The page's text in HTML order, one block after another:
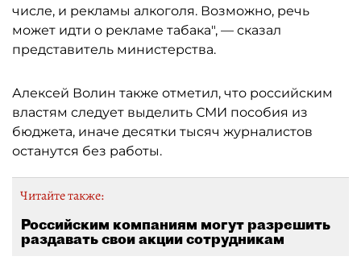
числе, и рекламы алкоголя. Возможно, речь
может идти о рекламе табака", — сказал
представитель министерства.
Алексей Волин также отметил, что российским
властям следует выделить СМИ пособия из
бюджета, иначе десятки тысяч журналистов
останутся без работы.
Читайте также:
Российским компаниям могут разрешить
раздавать свои акции сотрудникам